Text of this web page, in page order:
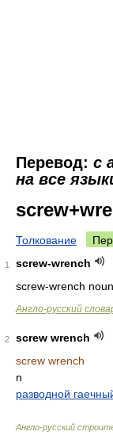
Перевод: с
на все
Толкование
1
screw-wrench
screw-wrench noun
Англо-русский
2
screw wrench
screw wrench
n
разводной
Англо-русский